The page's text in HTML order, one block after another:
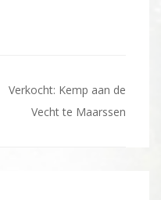
Verkocht: Kemp aan de
Vecht te Maarssen